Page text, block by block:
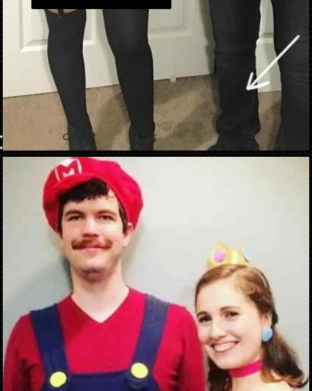
Ouverture